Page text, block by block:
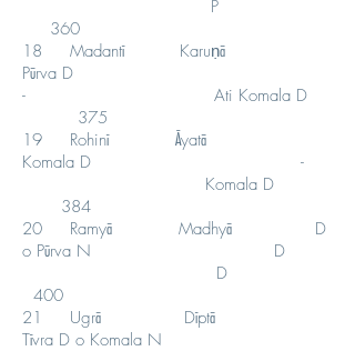
P
360
18 Madantī Karuṇā
Pūrva D
- Ati Komala D
375
19 Rohinī Āyatā
Komala D -
Komala D
384
20 Ramyā Madhyā D
o Pūrva N D
D
400
21 Ugrā Dīptā
Tīvra D o Komala N